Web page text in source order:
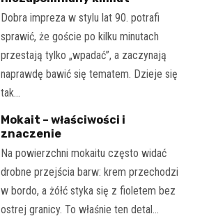
Dobra impreza w stylu lat 90. potrafi
sprawić, że goście po kilku minutach
przestają tylko „wpadać”, a zaczynają
naprawdę bawić się tematem. Dzieje się
tak…
Mokait – właściwości i
znaczenie
Na powierzchni mokaitu często widać
drobne przejścia barw: krem przechodzi
w bordo, a żółć styka się z fioletem bez
ostrej granicy. To właśnie ten detal…